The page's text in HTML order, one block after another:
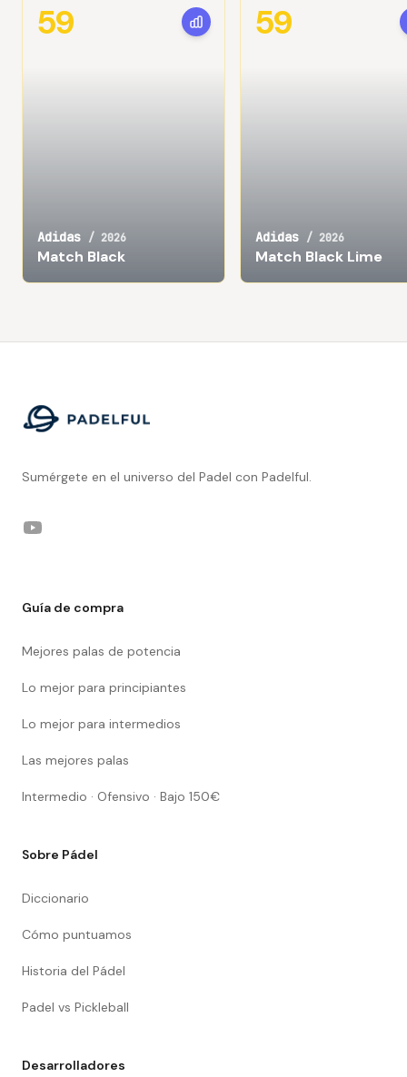
Adidas / 2026
Match Black
59
Adidas / 2026
Match Black Lime
59
Sumérgete en el universo del Padel con Padelful.
YouTube
Guía de compra
Mejores palas de potencia
Lo mejor para principiantes
Lo mejor para intermedios
Las mejores palas
Intermedio · Ofensivo · Bajo 150€
Sobre Pádel
Diccionario
Cómo puntuamos
Historia del Pádel
Padel vs Pickleball
Desarrolladores